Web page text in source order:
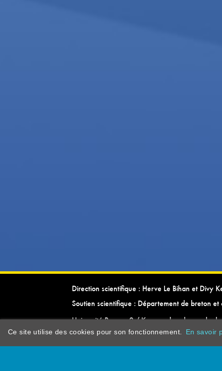
Direction scientifique : Herve Le Bihan et Divy
Soutien scientifique : Département de breton et
Université Rennes 2 / Kevrenn brezhoneg ha
Ce site utilise des cookies pour son fonctionnement. En savoir